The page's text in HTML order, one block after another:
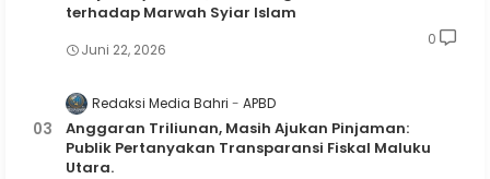
terhadap Marwah Syiar Islam
Juni 22, 2026
0
Redaksi Media Bahri APBD
Anggaran Triliunan, Masih Ajukan Pinjaman:
Publik Pertanyakan Transparansi Fiskal Maluku
Utara.